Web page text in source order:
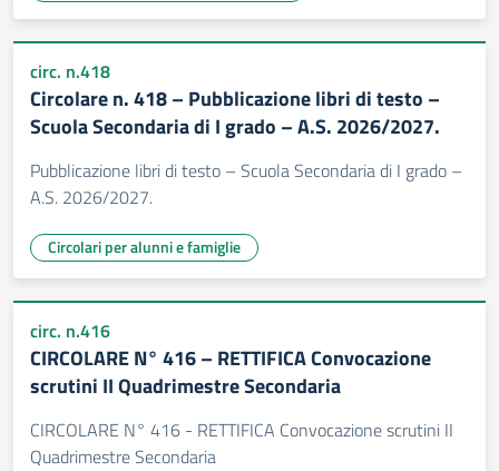
circ. n.418
Circolare n. 418 – Pubblicazione libri di testo –
Scuola Secondaria di I grado – A.S. 2026/2027.
Pubblicazione libri di testo – Scuola Secondaria di I grado –
A.S. 2026/2027.
Circolari per alunni e famiglie
circ. n.416
CIRCOLARE N° 416 – RETTIFICA Convocazione
scrutini II Quadrimestre Secondaria
CIRCOLARE N° 416 - RETTIFICA Convocazione scrutini II
Quadrimestre Secondaria